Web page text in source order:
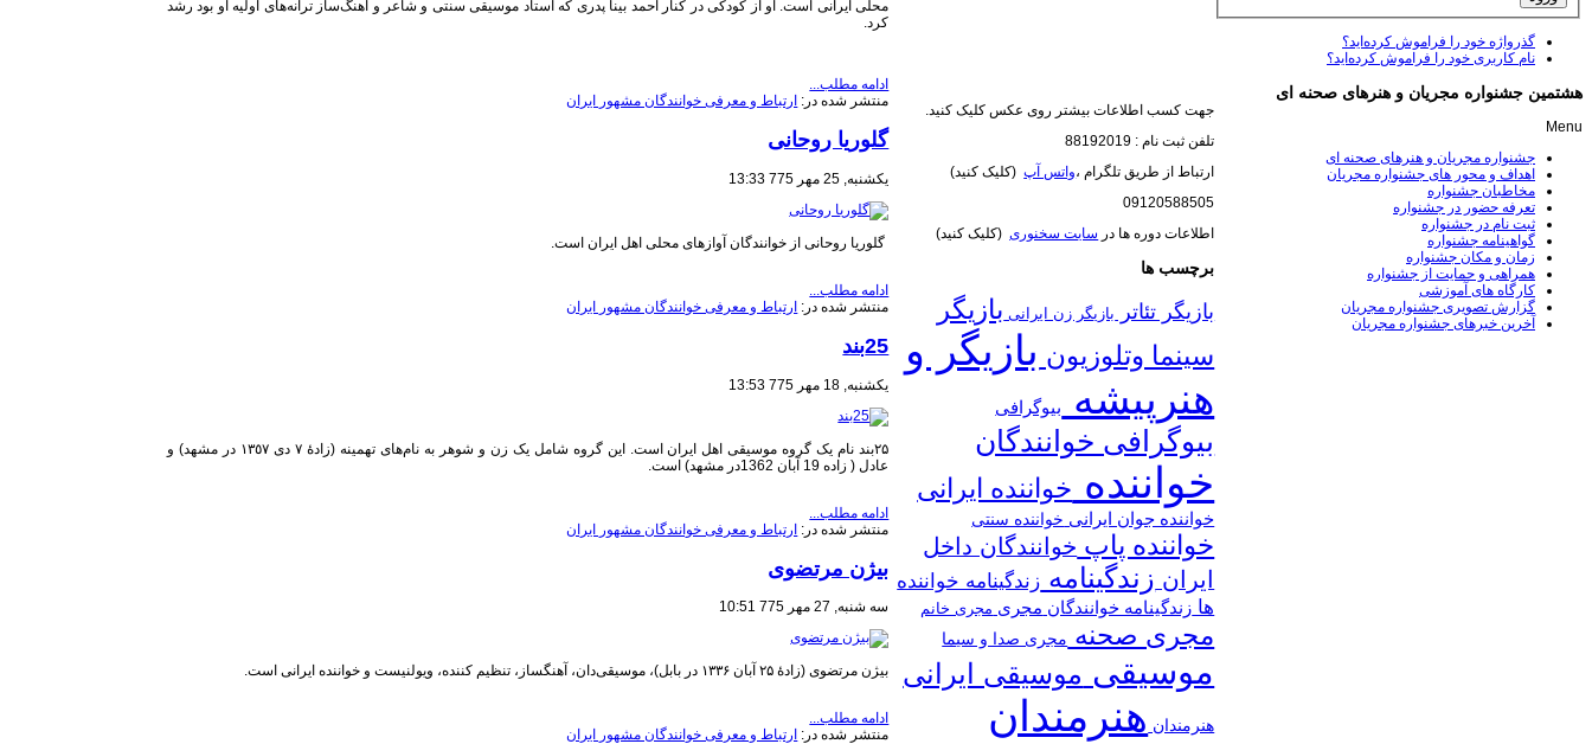
محلی ایرانی است. او از کودکی در کنار احمد بینا پدری که استاد موسیقی سنتی و شاعر و آهنگ‌ساز ترانه‌های اولیه او بود رشد
کرد.
ادامه مطلب...
منتشر شده در: ارتباط و معرفی خوانندگان مشهور ایران
گلوریا روحانی
یکشنبه, 25 مهر 775 13:33
​ گلوریا روحانی از خوانندگان آوازهای محلی اهل ایران است.
ادامه مطلب...
منتشر شده در: ارتباط و معرفی خوانندگان مشهور ایران
25بند
یکشنبه, 18 مهر 775 13:53
​۲۵بند نام یک گروه موسیقی اهل ایران است. این گروه شامل یک زن و شوهر به نام‌های تهمینه (زادهٔ ۷ دی ۱۳٥٧ در مشهد) و
عادل ( زاده 19 آبان 1362در مشهد) است.
ادامه مطلب...
منتشر شده در: ارتباط و معرفی خوانندگان مشهور ایران
بیژن مرتضوی
سه شنبه, 27 مهر 775 10:51
​بیژن مرتضوی (زادهٔ ۲۵ آبان ۱۳۳۶ در بابل)، موسیقی‌دان، آهنگساز، تنظیم کننده، ویولنیست و خواننده ایرانی است.
ادامه مطلب...
منتشر شده در: ارتباط و معرفی خوانندگان مشهور ایران
جهت کسب اطلاعات بیشتر روی عکس کلیک کنید.
تلفن ثبت نام : 88192019
ارتباط از طریق تلگرام ،واتس آپ(کلیک کنید)
09120588505
اطلاعات دوره ها در سایت سخنوری(کلیک کنید)
برچسب ها
بازیگر تئاتر بازیگر زن ایرانی بازیگر
سینما وتلوزیون بازیگر و
هنرپیشه
بیوگرافی
بیوگرافی خوانندگان
خواننده خواننده ایرانی
خواننده جوان ایرانی خواننده سنتی
خواننده پاپ خوانندگان داخل
ایران زندگینامه زندگینامه خواننده
ها زندگینامه خوانندگان مجری مجری خانم
مجری صحنه مجری صدا و سیما
موسیقی موسیقی ایرانی
هنرمندان هنرمندان
گذرواژه خود را فراموش کرده‌اید؟
نام کاربری خود را فراموش کرده‌اید؟
هشتمین جشنواره مجریان و هنرهای صحنه ای
Menu
جشنواره مجریان و هنرهای صحنه ای
اهداف و محور های جشنواره مجریان
مخاطبان جشنواره
تعرفه حضور در جشنواره
ثبت نام در جشنواره
گواهینامه جشنواره
زمان و مکان جشنواره
همراهی و حمایت از جشنواره
کارگاه های آموزشی
گزارش تصویری جشنواره مجریان
آخرین خبرهای جشنواره مجریان